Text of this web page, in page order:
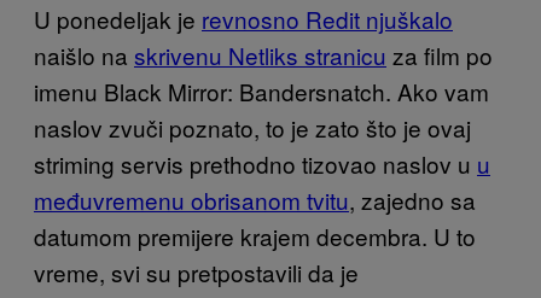
U ponedeljak je revnosno Redit njuškalo
naišlo na skrivenu Netliks stranicu za film po
imenu Black Mirror: Bandersnatch. Ako vam
naslov zvuči poznato, to je zato što je ovaj
striming servis prethodno tizovao naslov u u
međuvremenu obrisanom tvitu, zajedno sa
datumom premijere krajem decembra. U to
vreme, svi su pretpostavili da je